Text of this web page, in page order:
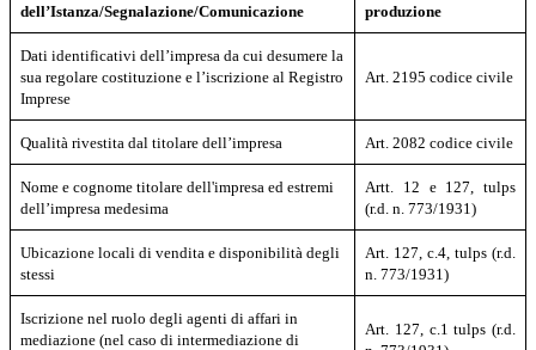
dell’Istanza/Segnalazione/Comunicazione
produzione
Dati identificativi dell’impresa da cui desumere la
sua regolare costituzione e l’iscrizione al Registro
Imprese
Art. 2195 codice civile
Qualità rivestita dal titolare dell’impresa Art. 2082 codice civile
Nome e cognome titolare dell'impresa ed estremi
dell’impresa medesima
Artt. 12 e 127, tulps
(r.d. n. 773/1931)
Ubicazione locali di vendita e disponibilità degli
stessi
Art. 127, c.4, tulps (r.d.
n. 773/1931)
Iscrizione nel ruolo degli agenti di affari in
mediazione (nel caso di intermediazione di
Art. 127, c.1 tulps (r.d.